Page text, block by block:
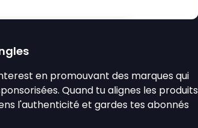
en promouvant des marques qui
Quand tu alignes les produits
l'authenticité et gardes tes abonnés